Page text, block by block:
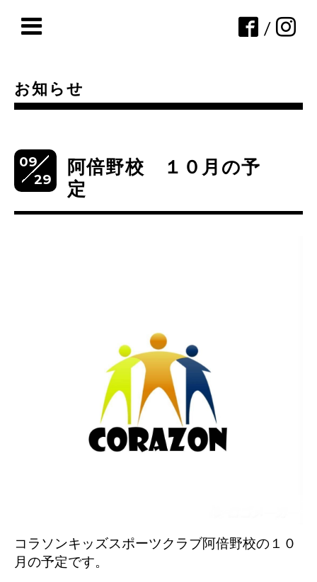
/
お知らせ
09
29
阿倍野校 １０月の予
定
コラソンキッズスポーツクラブ阿倍野校の１０
月の予定です。